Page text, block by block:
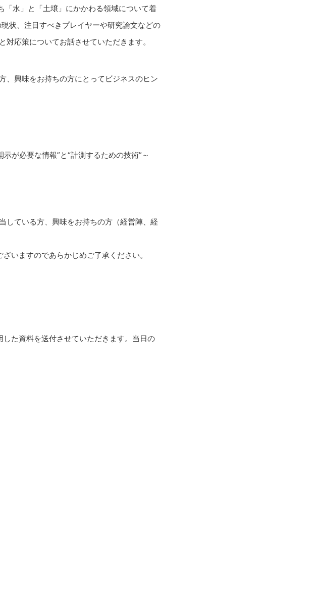
「水」と「土壌」にかかわる領域について着
状、注目すべきプレイヤーや研究論文などの
応策についてお話させていただきます。
、興味をお持ちの方にとってビジネスのヒン
が必要な情報”と“計測するための技術”～
している方、興味をお持ちの方（経営陣、経
いますのであらかじめご了承ください。
た資料を送付させていただきます。当日の